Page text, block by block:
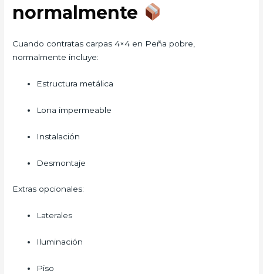
normalmente
Cuando contratas carpas 4×4 en Peña pobre,
normalmente incluye:
Estructura metálica
Lona impermeable
Instalación
Desmontaje
Extras opcionales:
Laterales
Iluminación
Piso